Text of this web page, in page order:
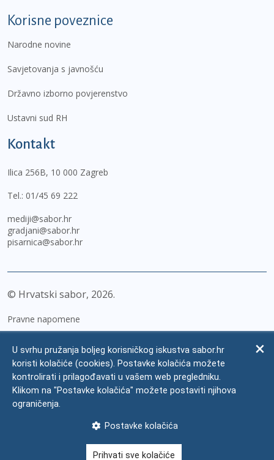
Korisne poveznice
Narodne novine
Savjetovanja s javnošću
Državno izborno povjerenstvo
Ustavni sud RH
Kontakt
Ilica 256B, 10 000 Zagreb
Tel.: 01/45 69 222
mediji@sabor.hr
gradjani@sabor.hr
pisarnica@sabor.hr
© Hrvatski sabor, 2026
Pravne napomene
Zaštita osobnih podataka
Impressum
Česta pitanja
U svrhu pružanja boljeg korisničkog iskustva sabor.hr
koristi kolačiće (cookies). Postavke kolačića možete
kontrolirati i prilagođavati u vašem web pregledniku.
Klikom na "Postavke kolačića" možete postaviti njihova
ograničenja.
Postavke kolačića
Prihvati sve kolačiće